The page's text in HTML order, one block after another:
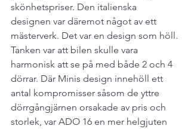
skönhetspriser. Den italienska
designen var däremot något av ett
mästerverk. Det var en design som höll.
Tanken var att bilen skulle vara
harmonisk att se på med både 2 och 4
dörrar. Där Minis design innehöll ett
antal kompromisser såsom de yttre
dörrgångjärnen orsakade av pris och
storlek, var ADO 16 en mer helgjuten